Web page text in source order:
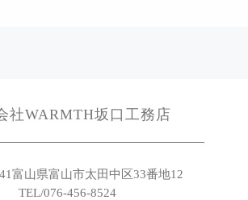
社WARMTH坂口工務店
富山県富山市太田中区33番地12
TEL/076-456-8524